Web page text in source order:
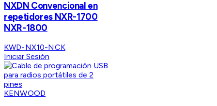
NXDN Convencional en
repetidores NXR-1700
NXR-1800
KWD-NX10-NCK
Iniciar Sesión
KENWOOD